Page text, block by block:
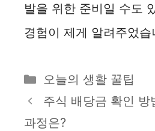
발을 위한 준비일 수도
경험이 제게 알려주었습
카
테
오늘의 생활 꿀팁
주식 배당금 확인 방
과정은?